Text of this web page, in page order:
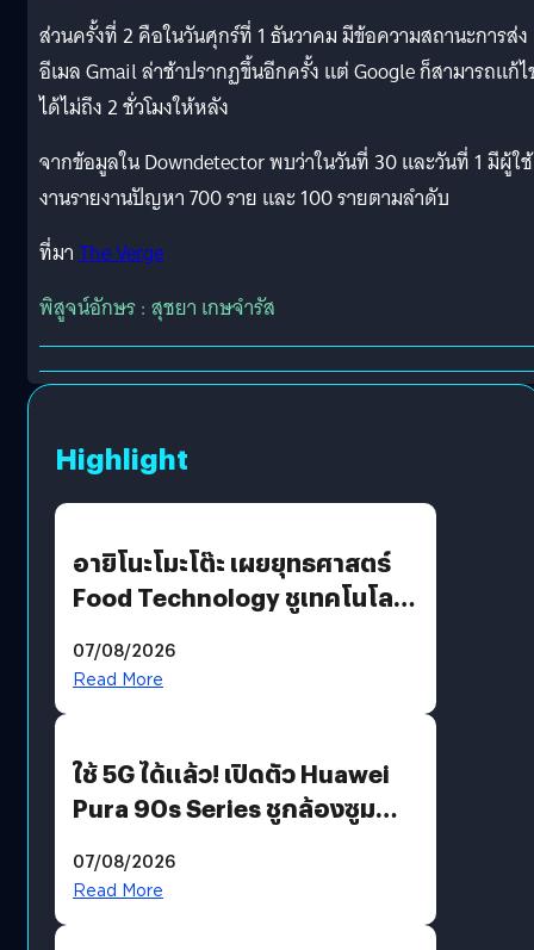
ส่วนครั้งที่ 2 คือในวันศุกร์ที่ 1 ธันวาคม มีข้อความสถานะการส่ง
อีเมล Gmail ล่าช้าปรากฏขึ้นอีกครั้ง แต่ Google ก็สามารถแก้ไ
ได้ไม่ถึง 2 ชั่วโมงให้หลัง
จากข้อมูลใน Downdetector พบว่าในวันที่ 30 และวันที่ 1 มีผู้ใช้
งานรายงานปัญหา 700 ราย และ 100 รายตามลำดับ
ที่มาThe Verge
พิสูจน์อักษร : สุชยา เกษจำรัส
Highlight
อายิโนะโมะโต๊ะ เผยยุทธศาสตร์
Food Technology ชูเทคโนโลยี
บริโภคและ B2B
07/08/2026
Read More
ใช้ 5G ได้แล้ว! เปิดตัว Huawei
Pura 90s Series ชูกล้องซูม
07/08/2026
Read More